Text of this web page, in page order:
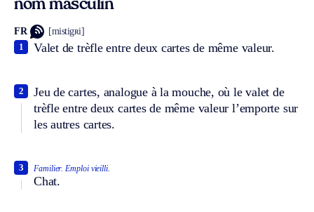
nom masculin
FR [mistigʀi]
Valet de trèfle entre deux cartes de même valeur.
1
Jeu de cartes, analogue à la mouche, où le valet de
trèfle entre deux cartes de même valeur l’emporte sur
les autres cartes.
2
Familier. Emploi vieilli.
Chat.
3